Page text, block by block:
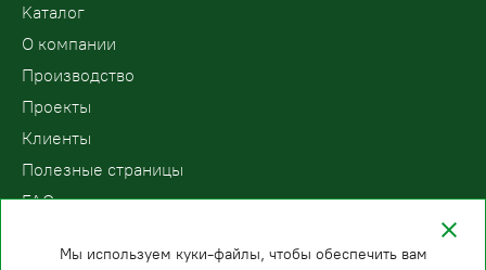
Kаталог
О компании
Производство
Проекты
Клиенты
Полезные страницы
FAQ
Мы используем куки-файлы, чтобы обеспечить вам